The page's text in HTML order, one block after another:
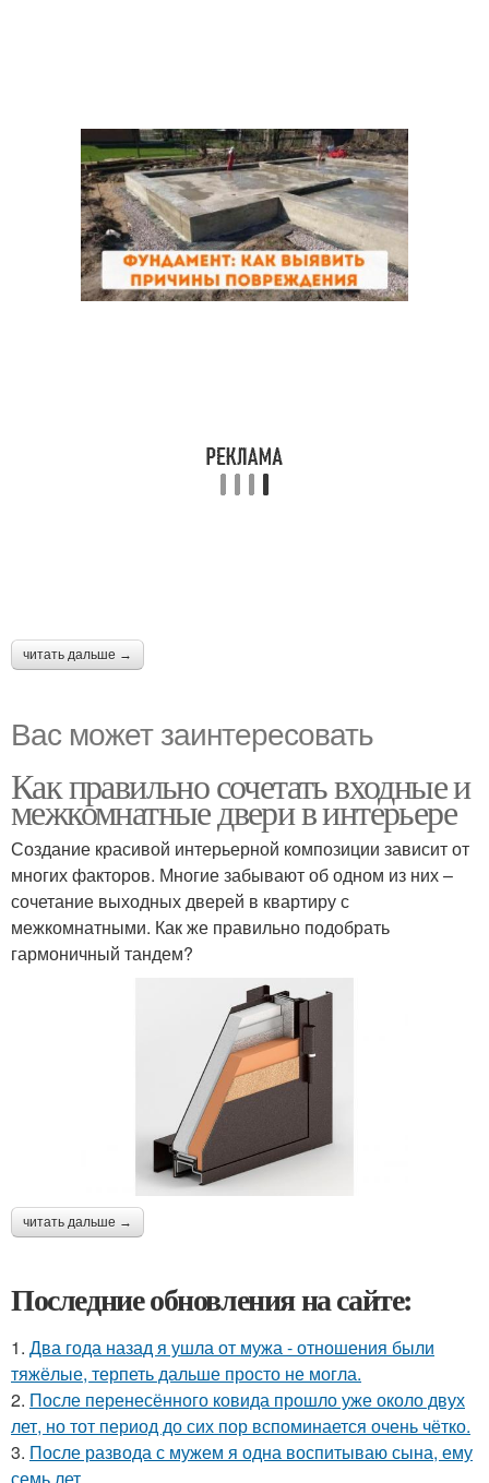
читать дальше →
Вас может заинтересовать
Как правильно сочетать входные и
межкомнатные двери в интерьере
Создание красивой интерьерной композиции зависит от
многих факторов. Многие забывают об одном из них –
сочетание выходных дверей в квартиру с
межкомнатными. Как же правильно подобрать
гармоничный тандем?
читать дальше →
Последние обновления на сайте:
1. Два года назад я ушла от мужа - отношения были
тяжёлые, терпеть дальше просто не могла.
2. После перенесённого ковида прошло уже около двух
лет, но тот период до сих пор вспоминается очень чётко.
3. После развода с мужем я одна воспитываю сына, ему
семь лет.